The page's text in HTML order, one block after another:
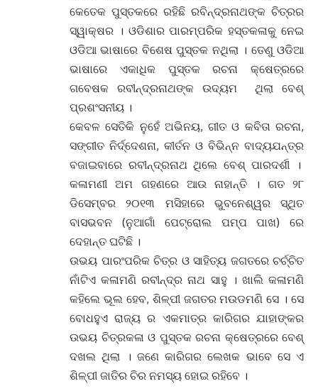
କେତେକ ପୁସ୍ତକରେ ରହିଛି ରବିନ୍ଦ୍ରନାଥଙ୍କ ଚିତ୍ରର
ସ୍ୱାକ୍ଷର । ଓଡିଶାର ପାରମ୍ପରିକ ହସ୍ତକଳାକୁ ନେଇ
ଓଡିଆ ଭାଷାରେ ବିଶେଷ ପୁସ୍ତକ ନଥିଲା । ତେଣୁ ଓଡିଆ
ଭାଷାରେ ଏକାଧିକ ପୁସ୍ତକ ରଚନା କ୍ଷେତ୍ରରେ
ଗବେଷକ ରବୀନ୍ଦ୍ରନାଥଙ୍କ ଉଦ୍ୟମ ଥିଲା ବେଶ୍
ପ୍ରଶଂସନୀୟ ।
କେବଳ ସେତିକି ନୁହେଁ ଅଭିନୟ, ଗୀତ ଓ କବିତା ରଚନା,
ସଙ୍ଗୀତ ନିର୍ଦ୍ଦେଶନା, କୀର୍ତନ ଓ ବିଭିନ୍ନ ବାଦ୍ୟଯନ୍ତ୍ର
ବଜାଇବାରେ ରବୀନ୍ଦ୍ରନାଥ ଥିଲେ ବେଶ୍ ପାରଦର୍ଶୀ ।
କଳାମଣୀ ଅମ ଗହଣରେ ଆଉ ନାହାନ୍ତି । ଗତ ୨୮
ଡିସେମ୍ବର ୨୦୧୩ ମସିହାରେ ଭୁବନେଶ୍ୱର ସ୍ଥିତ
ବାସଭବନ (ନୁଆଗାଁ ପେଟ୍ରୋଲ ପମ୍ପ ପାଖ) ରେ
ଦେହାନ୍ତ ଘଟିଛି ।
ଉଭୟ ପାରଂପରିକ ଚିତ୍ର ଓ ସାହିତ୍ୟ ଜଗତରେ ଚର୍ଚ୍ଚିତ
ନାଁଟିଏ କଳାମଣି ରବୀନ୍ଦ୍ର ନାଥ ସାହୁ । ଖାଲି କଳାମଣି
କହିଲେ ଭୂଲ ହେବ, ଶିଳ୍ପୀ ଜଗତର ମଉଡମଣି ସେ । ସେ
ବୋଧହୁଏ ରାଜ୍ୟ ର ଏକମାତ୍ର କାରିଗର ଯାହାଙ୍କର
ଉଭୟ ଚିତ୍ରକଳା ଓ ପୁସ୍ତକ ରଚନା କ୍ଷେତ୍ରରେ ବେଶ୍
ଦଖଲ ଥିଲା । ଜଣେ କାରିଗର ଲେଖକ ଭାବେ ସେ ଏ
ଶିଳ୍ପୀ ଜାତିର ଚିର ନମସ୍ୟ ହୋଇ ରହିବେ ।